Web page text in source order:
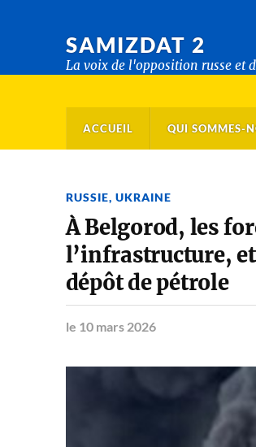
SAMIZDAT 2
La voix de l'opposition russe et
ACCUEIL QUI SOMMES-
RUSSIE, UKRAINE
À Belgorod, les
l’infrastructure,
dépôt de pétrole
le 10 mars 2026